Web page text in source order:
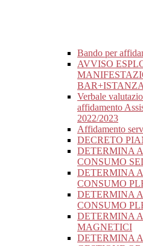
Bando per
AVVISO
BAR+ISTANZA
Verbale
affidamento
2022/2023
Affidamento
DECRETO
DETERMINA
CONSUMO
DETERMINA
CONSUMO
DETERMINA
CONSUMO
DETERMINA
MAGNETICI
DETERMINA